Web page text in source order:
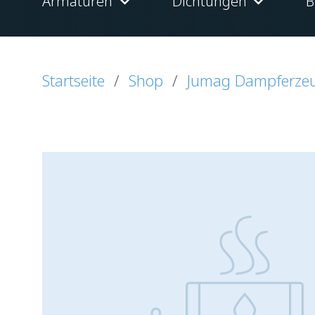
Startseite / Shop / Jumag